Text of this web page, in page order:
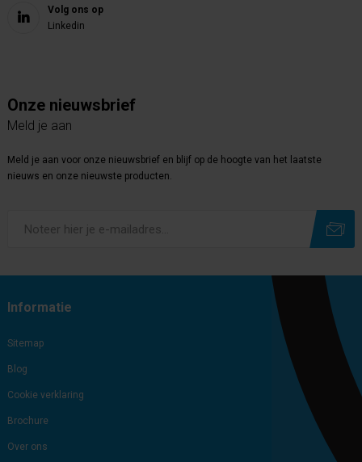
Volg ons op
Linkedin
Onze nieuwsbrief
Meld je aan
Meld je aan voor onze nieuwsbrief en blijf op de hoogte van het laatste
nieuws en onze nieuwste producten.
Informatie
Sitemap
Blog
Cookie verklaring
Brochure
Over ons